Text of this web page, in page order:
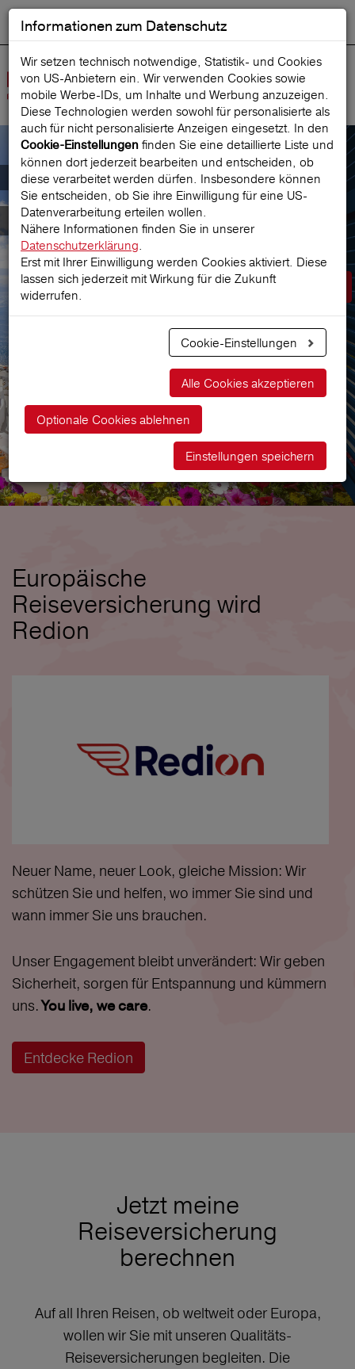
Suche starten
Der österreichische Marktführer für
Reiseversicherungen
Prämie berechnen
Europäische
Reiseversicherung wird
Redion
Neuer Name, neuer Look, gleiche Mission: Wir
schützen Sie und helfen, wo immer Sie sind und
wann immer Sie uns brauchen.
Unser Engagement bleibt unverändert: Wir geben
Sicherheit, sorgen für Entspannung und kümmern
uns.You live, we care.
Entdecke Redion
Jetzt meine
Reiseversicherung
berechnen
Auf all Ihren Reisen, ob weltweit oder Europa,
wollen wir Sie mit unseren Qualitäts-
Reiseversicherungen begleiten. Die
Informationen zum Datenschutz
Wir setzen technisch notwendige, Statistik- und Cookies
von US-Anbietern ein. Wir verwenden Cookies sowie
mobile Werbe‑IDs, um Inhalte und Werbung anzuzeigen.
Diese Technologien werden sowohl für personalisierte als
auch für nicht personalisierte Anzeigen eingesetzt. In den
Cookie-Einstellungen finden Sie eine detaillierte Liste und
können dort jederzeit bearbeiten und entscheiden, ob
diese verarbeitet werden dürfen. Insbesondere können
Sie entscheiden, ob Sie ihre Einwilligung für eine US-
Datenverarbeitung erteilen wollen.
Nähere Informationen finden Sie in unserer
Datenschutzerklärung.
Erst mit Ihrer Einwilligung werden Cookies aktiviert. Diese
lassen sich jederzeit mit Wirkung für die Zukunft
widerrufen.
Cookie-Einstellungen
Alle Cookies akzeptieren
Optionale Cookies ablehnen
Einstellungen speichern